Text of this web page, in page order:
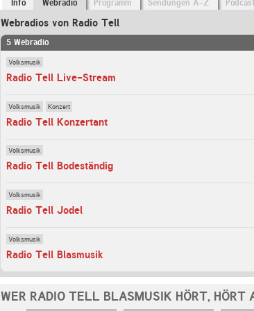
Info Webradio Programm Sendungen A-Z
Webradios von Radio Tell
5 Webradio
Volksmusik
Radio Tell Live-Stream
Volksmusik Konzert
Radio Tell Konzertant
Volksmusik
Radio Tell Bodeständig
Volksmusik
Radio Tell Jodel
Volksmusik
Radio Tell Blasmusik
WER RADIO TELL BLASMUSIK HÖRT, HÖRT